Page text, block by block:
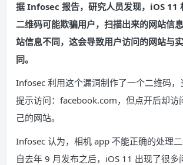
据 Infosec 报告，研究人员发现，iOS 11
二维码可能欺骗用户，扫描出来的网站信
站信息不同，这会导致用户访问的网站与
同。
Infosec 利用这个漏洞制作了一个二维码，
提示访问：facebook.com，但点开后却访
己的网站。
Infosec 认为，相机 app 不能正确的处理二
自去年 9 月发布之后，iOS 11 出现了很多